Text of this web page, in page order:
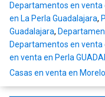
Departamentos en venta
en La Perla Guadalajara,
Guadalajara,
Departamentos en venta
en venta en Perla
Casas en venta en